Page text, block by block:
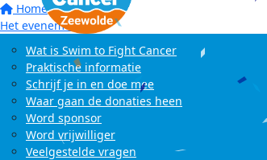
Home
Het evenement
Wat is Swim to Fight Cancer
Praktische informatie
Schrijf je in en doe mee
Waar gaan de donaties heen
Word sponsor
Word vrijwilliger
Veelgestelde vragen